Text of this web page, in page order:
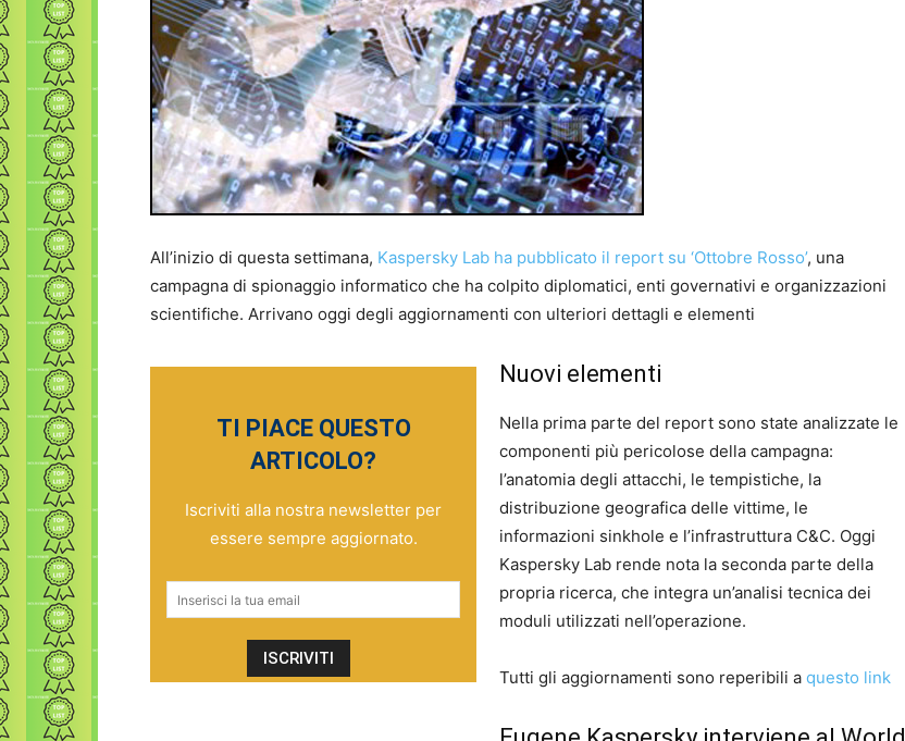
All’inizio di questa settimana, Kaspersky Lab ha pubblicato il report su ‘Ottobre Rosso’, una
campagna di spionaggio informatico che ha colpito diplomatici, enti governativi e organizzazioni
scientifiche. Arrivano oggi degli aggiornamenti con ulteriori dettagli e elementi
TI PIACE QUESTO
ARTICOLO?
Iscriviti alla nostra newsletter per
essere sempre aggiornato.
Nuovi elementi
Nella prima parte del report sono state analizzate le
componenti più pericolose della campagna:
l’anatomia degli attacchi, le tempistiche, la
distribuzione geografica delle vittime, le
informazioni sinkhole e l’infrastruttura C&C. Oggi
Kaspersky Lab rende nota la seconda parte della
propria ricerca, che integra un’analisi tecnica dei
moduli utilizzati nell’operazione.
Tutti gli aggiornamenti sono reperibili a questo link